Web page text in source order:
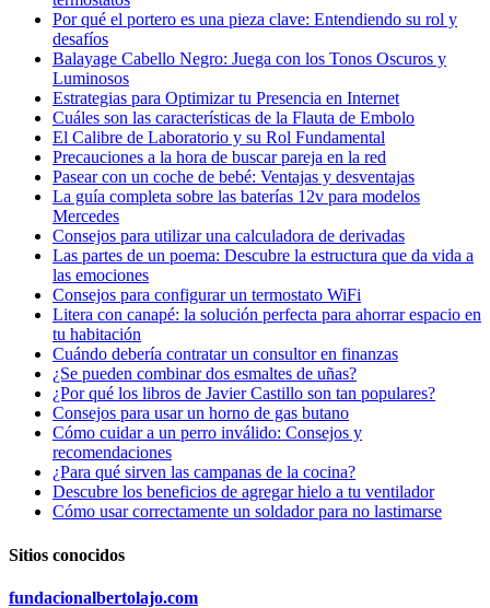
Por qué el portero es una pieza clave: Entendiendo su rol y
desafíos
Balayage Cabello Negro: Juega con los Tonos Oscuros y
Luminosos
Estrategias para Optimizar tu Presencia en Internet
Cuáles son las características de la Flauta de Embolo
El Calibre de Laboratorio y su Rol Fundamental
Precauciones a la hora de buscar pareja en la red
Pasear con un coche de bebé: Ventajas y desventajas
La guía completa sobre las baterías 12v para modelos
Mercedes
Consejos para utilizar una calculadora de derivadas
Las partes de un poema: Descubre la estructura que da vida a
las emociones
Consejos para configurar un termostato WiFi
Litera con canapé: la solución perfecta para ahorrar espacio en
tu habitación
Cuándo debería contratar un consultor en finanzas
¿Se pueden combinar dos esmaltes de uñas?
¿Por qué los libros de Javier Castillo son tan populares?
Consejos para usar un horno de gas butano
Cómo cuidar a un perro inválido: Consejos y
recomendaciones
¿Para qué sirven las campanas de la cocina?
Descubre los beneficios de agregar hielo a tu ventilador
Cómo usar correctamente un soldador para no lastimarse
Sitios conocidos
fundacionalbertolajo.com